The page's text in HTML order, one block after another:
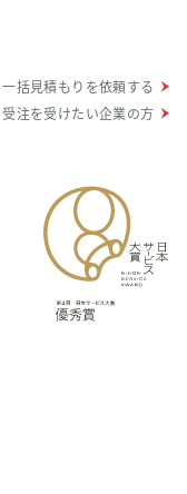
一括見積もりを依頼する
受注を受けたい企業の方